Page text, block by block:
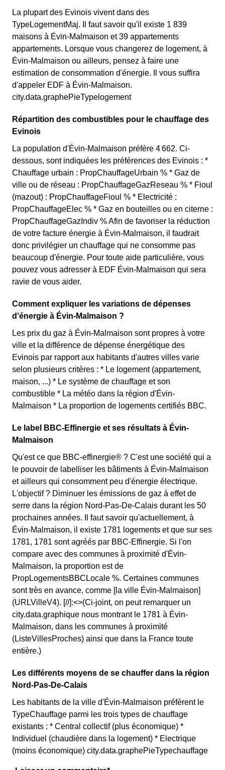
La plupart des Evinois vivent dans des
TypeLogementMaj. Il faut savoir qu'il existe 1 839
maisons à Évin-Malmaison et 39 appartements
appartements. Lorsque vous changerez de logement, à
Évin-Malmaison ou ailleurs, pensez à faire une
estimation de consommation d'énergie. Il vous suffira
d'appeler EDF à Évin-Malmaison.
city.data.graphePieTypelogement
Répartition des combustibles pour le chauffage des
Evinois
La population d'Évin-Malmaison préfère 4 662. Ci-
dessous, sont indiquées les préférences des Evinois : *
Chauffage urbain : PropChauffageUrbain % * Gaz de
ville ou de réseau : PropChauffageGazReseau % * Fioul
(mazout) : PropChauffageFioul % * Electricité :
PropChauffageElec % * Gaz en bouteilles ou en citerne :
PropChauffageGazIndiv % Afin de favoriser la réduction
de votre facture énergie à Évin-Malmaison, il faudrait
donc privilégier un chauffage qui ne consomme pas
beaucoup d'énergie. Pour toute aide particulière, vous
pouvez vous adresser à EDF Évin-Malmaison qui sera
ravie de vous aider.
Comment expliquer les variations de dépenses
d'énergie à Évin-Malmaison ?
Les prix du gaz à Évin-Malmaison sont propres à votre
ville et la différence de dépense énergétique des
Evinois par rapport aux habitants d'autres villes varie
selon plusieurs critères : * Le logement (appartement,
maison, ...) * Le système de chauffage et son
combustible * La météo dans la région d'Évin-
Malmaison * La proportion de logements certifiés BBC.
Le label BBC-Effinergie et ses résultats à Évin-
Malmaison
Qu'est ce que BBC-effinergie® ? C'est une société qui a
le pouvoir de labelliser les bâtiments à Évin-Malmaison
et ailleurs qui consomment peu d'énergie électrique.
L'objectif ? Diminuer les émissions de gaz à effet de
serre dans la région Nord-Pas-De-Calais durant les 50
prochaines années. Il faut savoir qu'actuellement, à
Évin-Malmaison, il existe 1781 logements et que sur ses
1781, 1781 sont agréés par BBC-Effinergie. Si l'on
compare avec des communes à proximité d'Évin-
Malmaison, la proportion est de
PropLogementsBBCLocale %. Certaines communes
sont très en avance, comme [la ville Évin-Malmaison]
(URLVilleV4). [//]:<>(Ci-joint, on peut remarquer un
city.data.graphique nous montrant le 1781 à Évin-
Malmaison, dans les communes à proximité
(ListeVillesProches) ainsi que dans la France toute
entière.)
Les différents moyens de se chauffer dans la région
Nord-Pas-De-Calais
Les habitants de la ville d'Évin-Malmaison préfèrent le
TypeChauffage parmi les trois types de chauffage
existants : * Central collectif (plus économique) *
Individuel (chaudière dans la logement) * Electrique
(moins économique) city.data.graphePieTypechauffage